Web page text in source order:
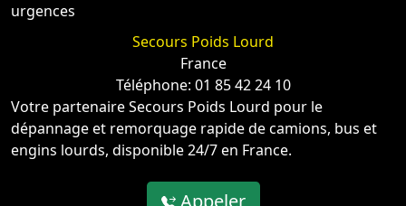
urgences
Secours Poids Lourd
France
Téléphone: 01 85 42 24 10
Votre partenaire Secours Poids Lourd pour le
dépannage et remorquage rapide de camions, bus et
engins lourds, disponible 24/7 en France.
Appeler